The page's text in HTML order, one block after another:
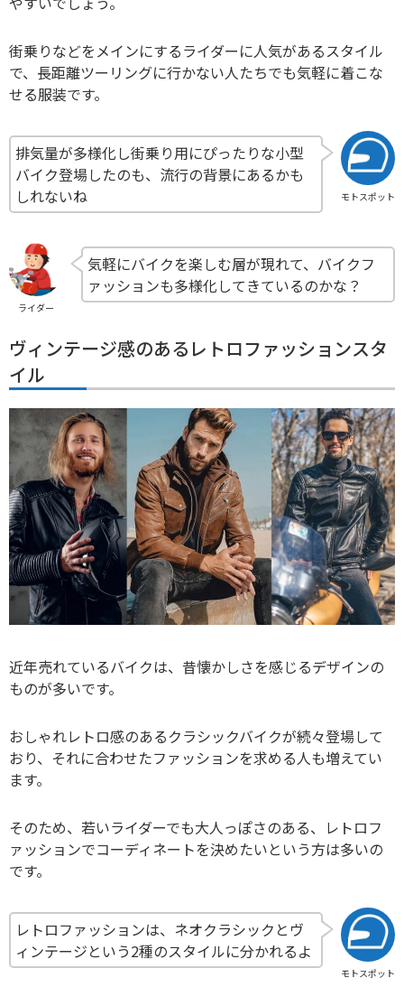
街乗りなどをメインにするライダーに人気があるスタイル
で、長距離ツーリングに行かない人たちでも気軽に着こな
せる服装です。
モトスポット
排気量が多様化し街乗り用にぴったりな小型
バイク登場したのも、流行の背景にあるかも
しれないね
ライダー
気軽にバイクを楽しむ層が現れて、バイクフ
ァッションも多様化してきているのかな？
ヴィンテージ感のあるレトロファッションスタ
イル
近年売れているバイクは、昔懐かしさを感じるデザインの
ものが多いです。
おしゃれレトロ感のあるクラシックバイクが続々登場して
おり、それに合わせたファッションを求める人も増えてい
ます。
そのため、若いライダーでも大人っぽさのある、レトロフ
ァッションでコーディネートを決めたいという方は多いの
です。
モトスポット
レトロファッションは、ネオクラシックとヴ
ィンテージという2種のスタイルに分かれるよ